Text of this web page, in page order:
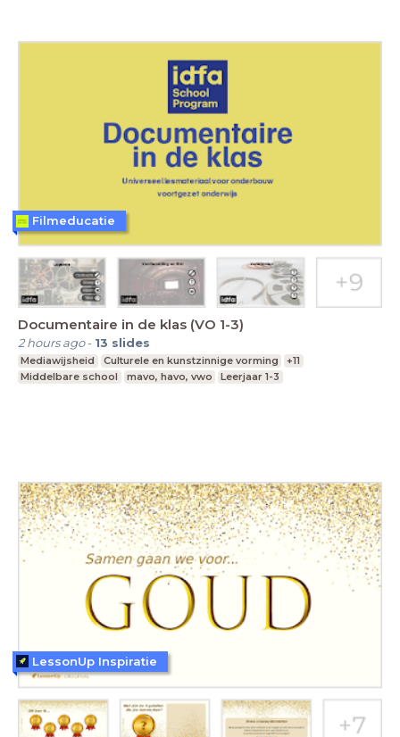
Documentaire in de klas (VO 1-3)
2 hours ago- 13 slides
Mediawijsheid Culturele en kunstzinnige vorming
+11
Middelbare school
mavo, havo, vwo Leerjaar 1-3
Filmeducatie
LessonUp Inspiratie